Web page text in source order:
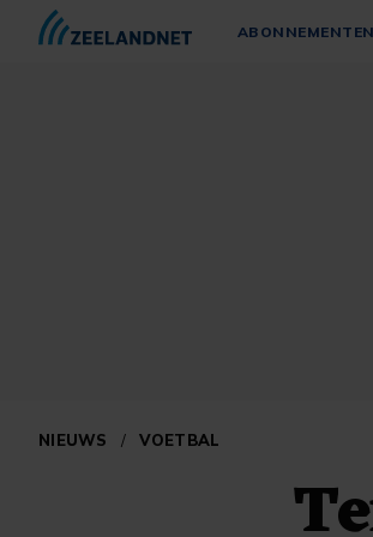
ABONNEMENTEN
NIEUWS / VOETBAL